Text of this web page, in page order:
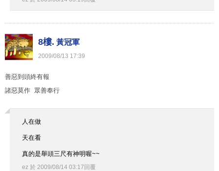
8樓. 黃冠軍
2009/08/13 17:39
善惡到頭終有報
諸惡莫作 眾善奉行
人在做
天在看
真的是舉頭三尺有神明喔~~
ez 於 2009/08/14 03:17 回覆